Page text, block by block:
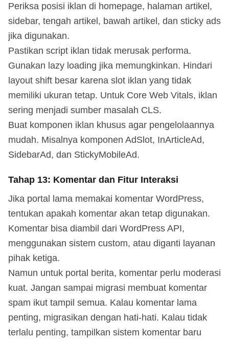
Periksa posisi iklan di homepage, halaman artikel,
sidebar, tengah artikel, bawah artikel, dan sticky ads
jika digunakan.
Pastikan script iklan tidak merusak performa.
Gunakan lazy loading jika memungkinkan. Hindari
layout shift besar karena slot iklan yang tidak
memiliki ukuran tetap. Untuk Core Web Vitals, iklan
sering menjadi sumber masalah CLS.
Buat komponen iklan khusus agar pengelolaannya
mudah. Misalnya komponen AdSlot, InArticleAd,
SidebarAd, dan StickyMobileAd.
Tahap 13: Komentar dan Fitur Interaksi
Jika portal lama memakai komentar WordPress,
tentukan apakah komentar akan tetap digunakan.
Komentar bisa diambil dari WordPress API,
menggunakan sistem custom, atau diganti layanan
pihak ketiga.
Namun untuk portal berita, komentar perlu moderasi
kuat. Jangan sampai migrasi membuat komentar
spam ikut tampil semua. Kalau komentar lama
penting, migrasikan dengan hati-hati. Kalau tidak
terlalu penting, tampilkan sistem komentar baru